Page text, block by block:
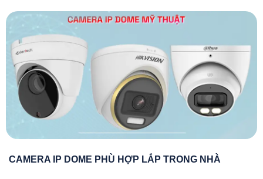
CAMERA IP DOME PHÙ HỢP LẮP TRONG NHÀ